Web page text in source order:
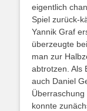
eigentlich
Spiel zurück-
Yannik Graf
überzeugte
man zur
abtrotzen. Als
auch Daniel
konnte